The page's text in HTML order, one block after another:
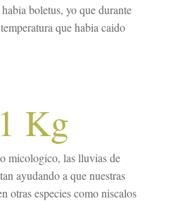
boletus, yo que durante
que habia caido
Kg
micologico, las lluvias de
ayudando a que nuestras
otras especies como niscalos